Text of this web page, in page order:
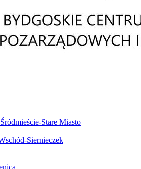
Stare Miasto
Siernieczek